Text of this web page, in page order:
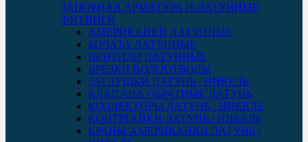
ЗАПОРНАЯ АРМАТУРА И ЛАТУННЫЕ
ФИТИНГИ
АМЕРИКАНКИ ЛАТУННЫЕ
БОЧАТА ЛАТУННЫЕ
ВЕНТИЛИ ЛАТУННЫЕ
ВРЕЗКИ ВОДООТВОДЫ
ЗАГЛУШКИ ЛАТУНЬ / НИКЕЛЬ
КЛАПАНА ОБРАТНЫЕ ЛАТУНЬ
КОЛЛЕКТОРЫ ЛАТУНЬ / НИКЕЛЬ
КОНТРГАЙКИ ЛАТУНЬ / НИКЕЛЬ
КРАНЫ АМЕРИКАНКИ ЛАТУНЬ /